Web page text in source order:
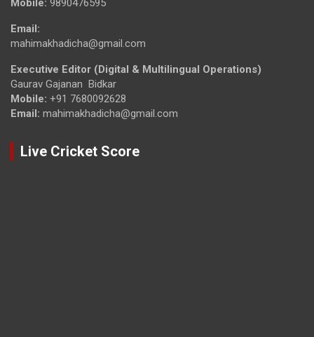
Mobile: 9890476595
Email:
mahimakhadicha@gmail.com
Executive Editor (Digital & Multilingual Operations)
Gaurav Gajanan Bidkar
Mobile: +91 7680092628
Email: mahimakhadicha@gmail.com
Live Cricket Score